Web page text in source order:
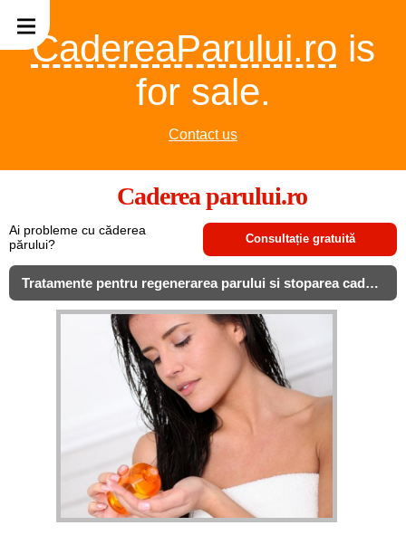
CadereaParului.ro is
for sale.
Contact us
Caderea parului.ro
Ai probleme cu căderea
părului?
Consultație gratuită
Tratamente pentru regenerarea parului si stoparea caderii